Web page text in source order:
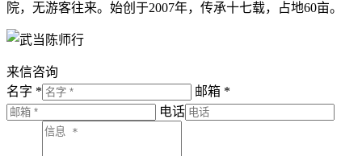
院，无游客往来。始创于2007年，传承十七载，占地60亩。
来信咨询
名字 *
邮箱 *
电话